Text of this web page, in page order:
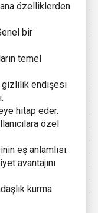
ana özelliklerden
bir
temel
gizlilik endişesi
hitap eder.
özel
eş anlamlısı.
avantajını
kurma